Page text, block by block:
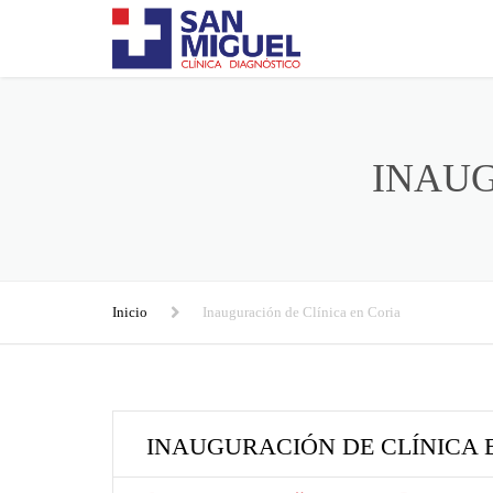
Inicio Inauguración de Clínica en Coria
INAUGURACIÓN DE CLÍNICA